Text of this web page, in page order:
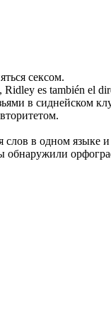
сексом.
Ridley es también el
в сиднейском
в одном языке
обнаружили